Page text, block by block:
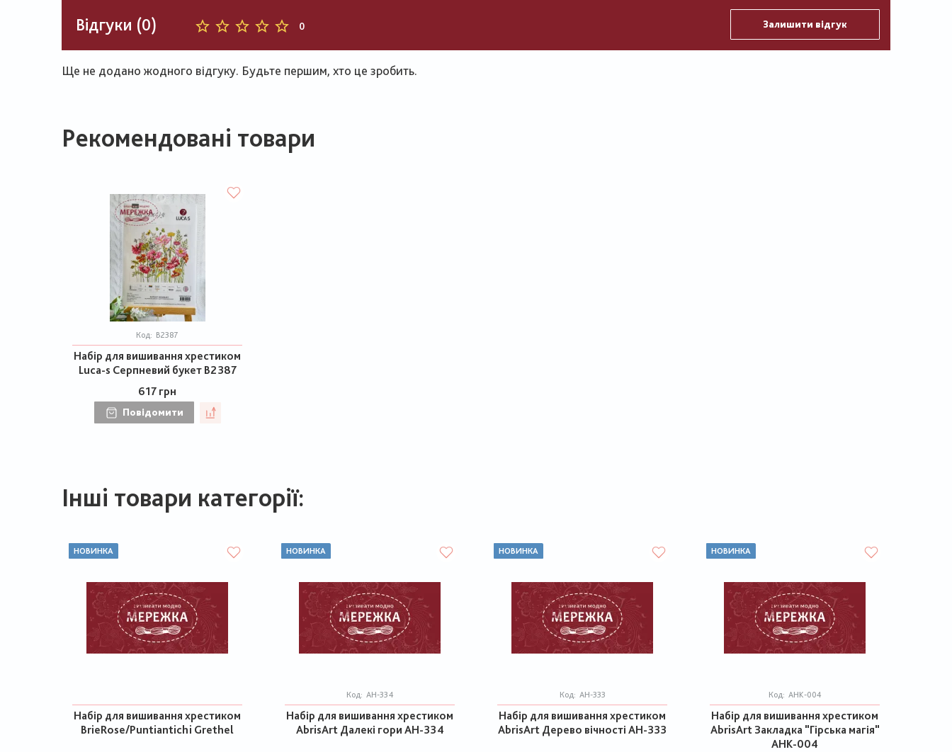
Відгуки (0) 0 Залишити відгук
Ще не додано жодного відгуку. Будьте першим, хто це зробить.
Рекомендовані товари
Код: В2387
Набір для вишивання хрестиком
Luca-s Серпневий букет В2387
617 грн
Повідомити
Інші товари категорії:
НОВИНКА
Набір для вишивання хрестиком
BrieRose/Puntiantichi Grethel
НОВИНКА
Код: АН-334
Набір для вишивання хрестиком
AbrisArt Далекі гори АН-334
НОВИНКА
Код: АН-333
Набір для вишивання хрестиком
AbrisArt Дерево вічності АН-333
НОВИНКА
Код: AHK-004
Набір для вишивання хрестиком
AbrisArt Закладка "Гірська магія"
AHK-004